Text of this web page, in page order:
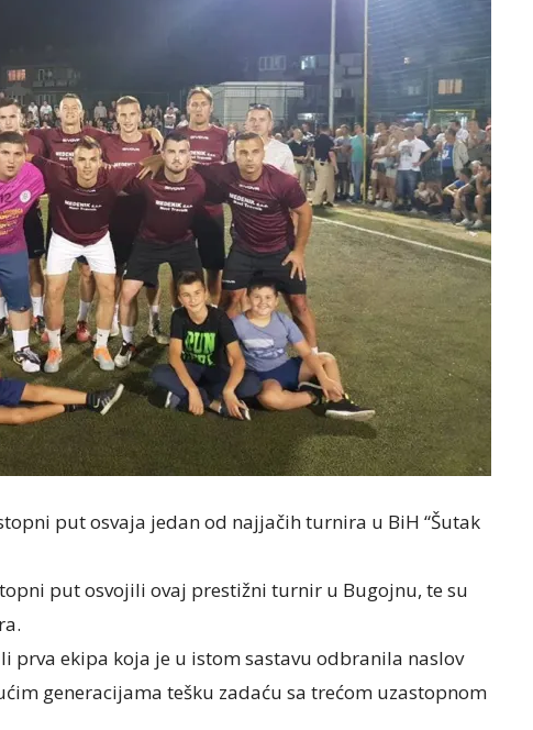
put osvaja jedan od najjačih turnira u BiH “Šutak
put osvojili ovaj prestižni turnir u Bugojnu, te su
prva ekipa koja je u istom sastavu odbranila naslov
generacijama tešku zadaću sa trećom uzastopnom